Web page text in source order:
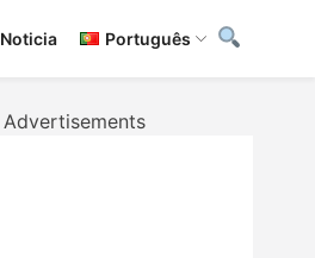
Noticia Português
Advertisements